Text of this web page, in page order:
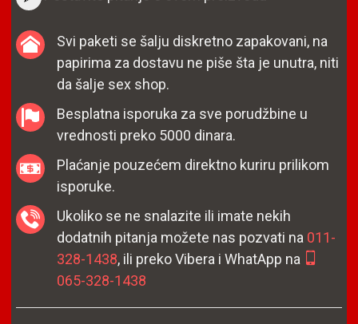
Svi paketi se šalju diskretno zapakovani, na
papirima za dostavu ne piše šta je unutra, niti
da šalje sex shop.
Besplatna isporuka za sve porudžbine u
vrednosti preko 5000 dinara.
Plaćanje pouzećem direktno kuriru prilikom
isporuke.
Ukoliko se ne snalazite ili imate nekih
dodatnih pitanja možete nas pozvati na 011-
328-1438, ili preko Vibera i WhatApp na
065-328-1438